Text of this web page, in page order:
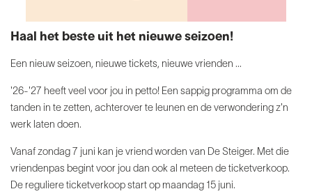
Haal het beste uit het nieuwe seizoen!
Een nieuw seizoen, nieuwe tickets, nieuwe vrienden ...
'26-'27 heeft veel voor jou in petto! Een sappig programma om de
tanden in te zetten, achterover te leunen en de verwondering z'n
werk laten doen.
Vanaf zondag 7 juni kan je vriend worden van De Steiger. Met die
vriendenpas begint voor jou dan ook al meteen de ticketverkoop.
De reguliere ticketverkoop start op maandag 15 juni.